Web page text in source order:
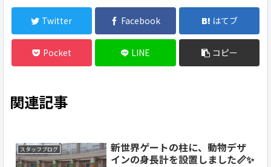
Twitter Facebook はてブ
Pocket LINE コピー
関連記事
スタッフブログ
新世界ゲートの柱に、動物デザ
インの身長計を設置しました📏✨